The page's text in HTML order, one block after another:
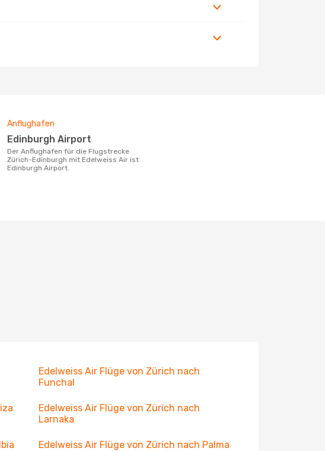
Anflughafen
Edinburgh Airport
Der Anflughafen für die Flugstrecke
Zürich-Edinburgh mit Edelweiss Air ist
Edinburgh Airport.
Edelweiss Air Flüge von Zürich nach
Funchal
Edelweiss Air Flüge von Zürich nach
Larnaka
Edelweiss Air Flüge von Zürich nach Palma